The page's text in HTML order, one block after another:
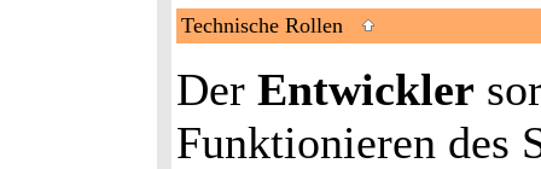
Technische Rollen
Der Entwickler
Funktionieren des